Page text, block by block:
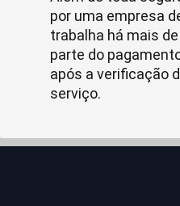
por uma empresa
trabalha há mais
parte do
após a verificação
serviço.